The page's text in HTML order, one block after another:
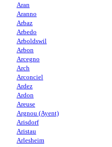
Aran
Aranno
Arbaz
Arbedo
Arboldswil
Arbon
Arcegno
Arch
Arconciel
Ardez
Ardon
Areuse
Argnou (Ayent)
Arisdorf
Aristau
Arlesheim